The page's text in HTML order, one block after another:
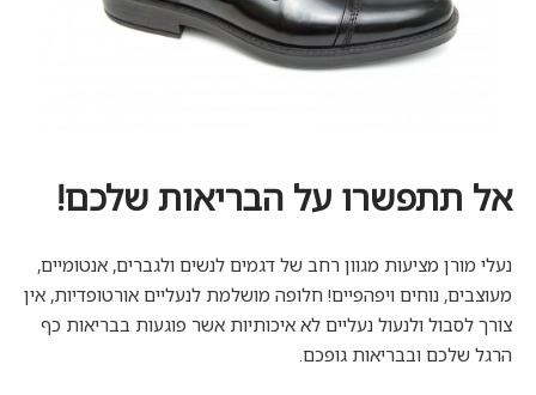
אל תתפשרו על הבריאות שלכם!
נעלי מורן מציעות מגוון רחב של דגמים לנשים ולגברים, אנטומיים,
מעוצבים, נוחים ויפהפיים! חלופה מושלמת לנעליים אורטופדיות, אין
צורך לסבול ולנעול נעליים לא איכותיות אשר פוגעות בבריאות כף
הרגל שלכם ובבריאות גופכם.